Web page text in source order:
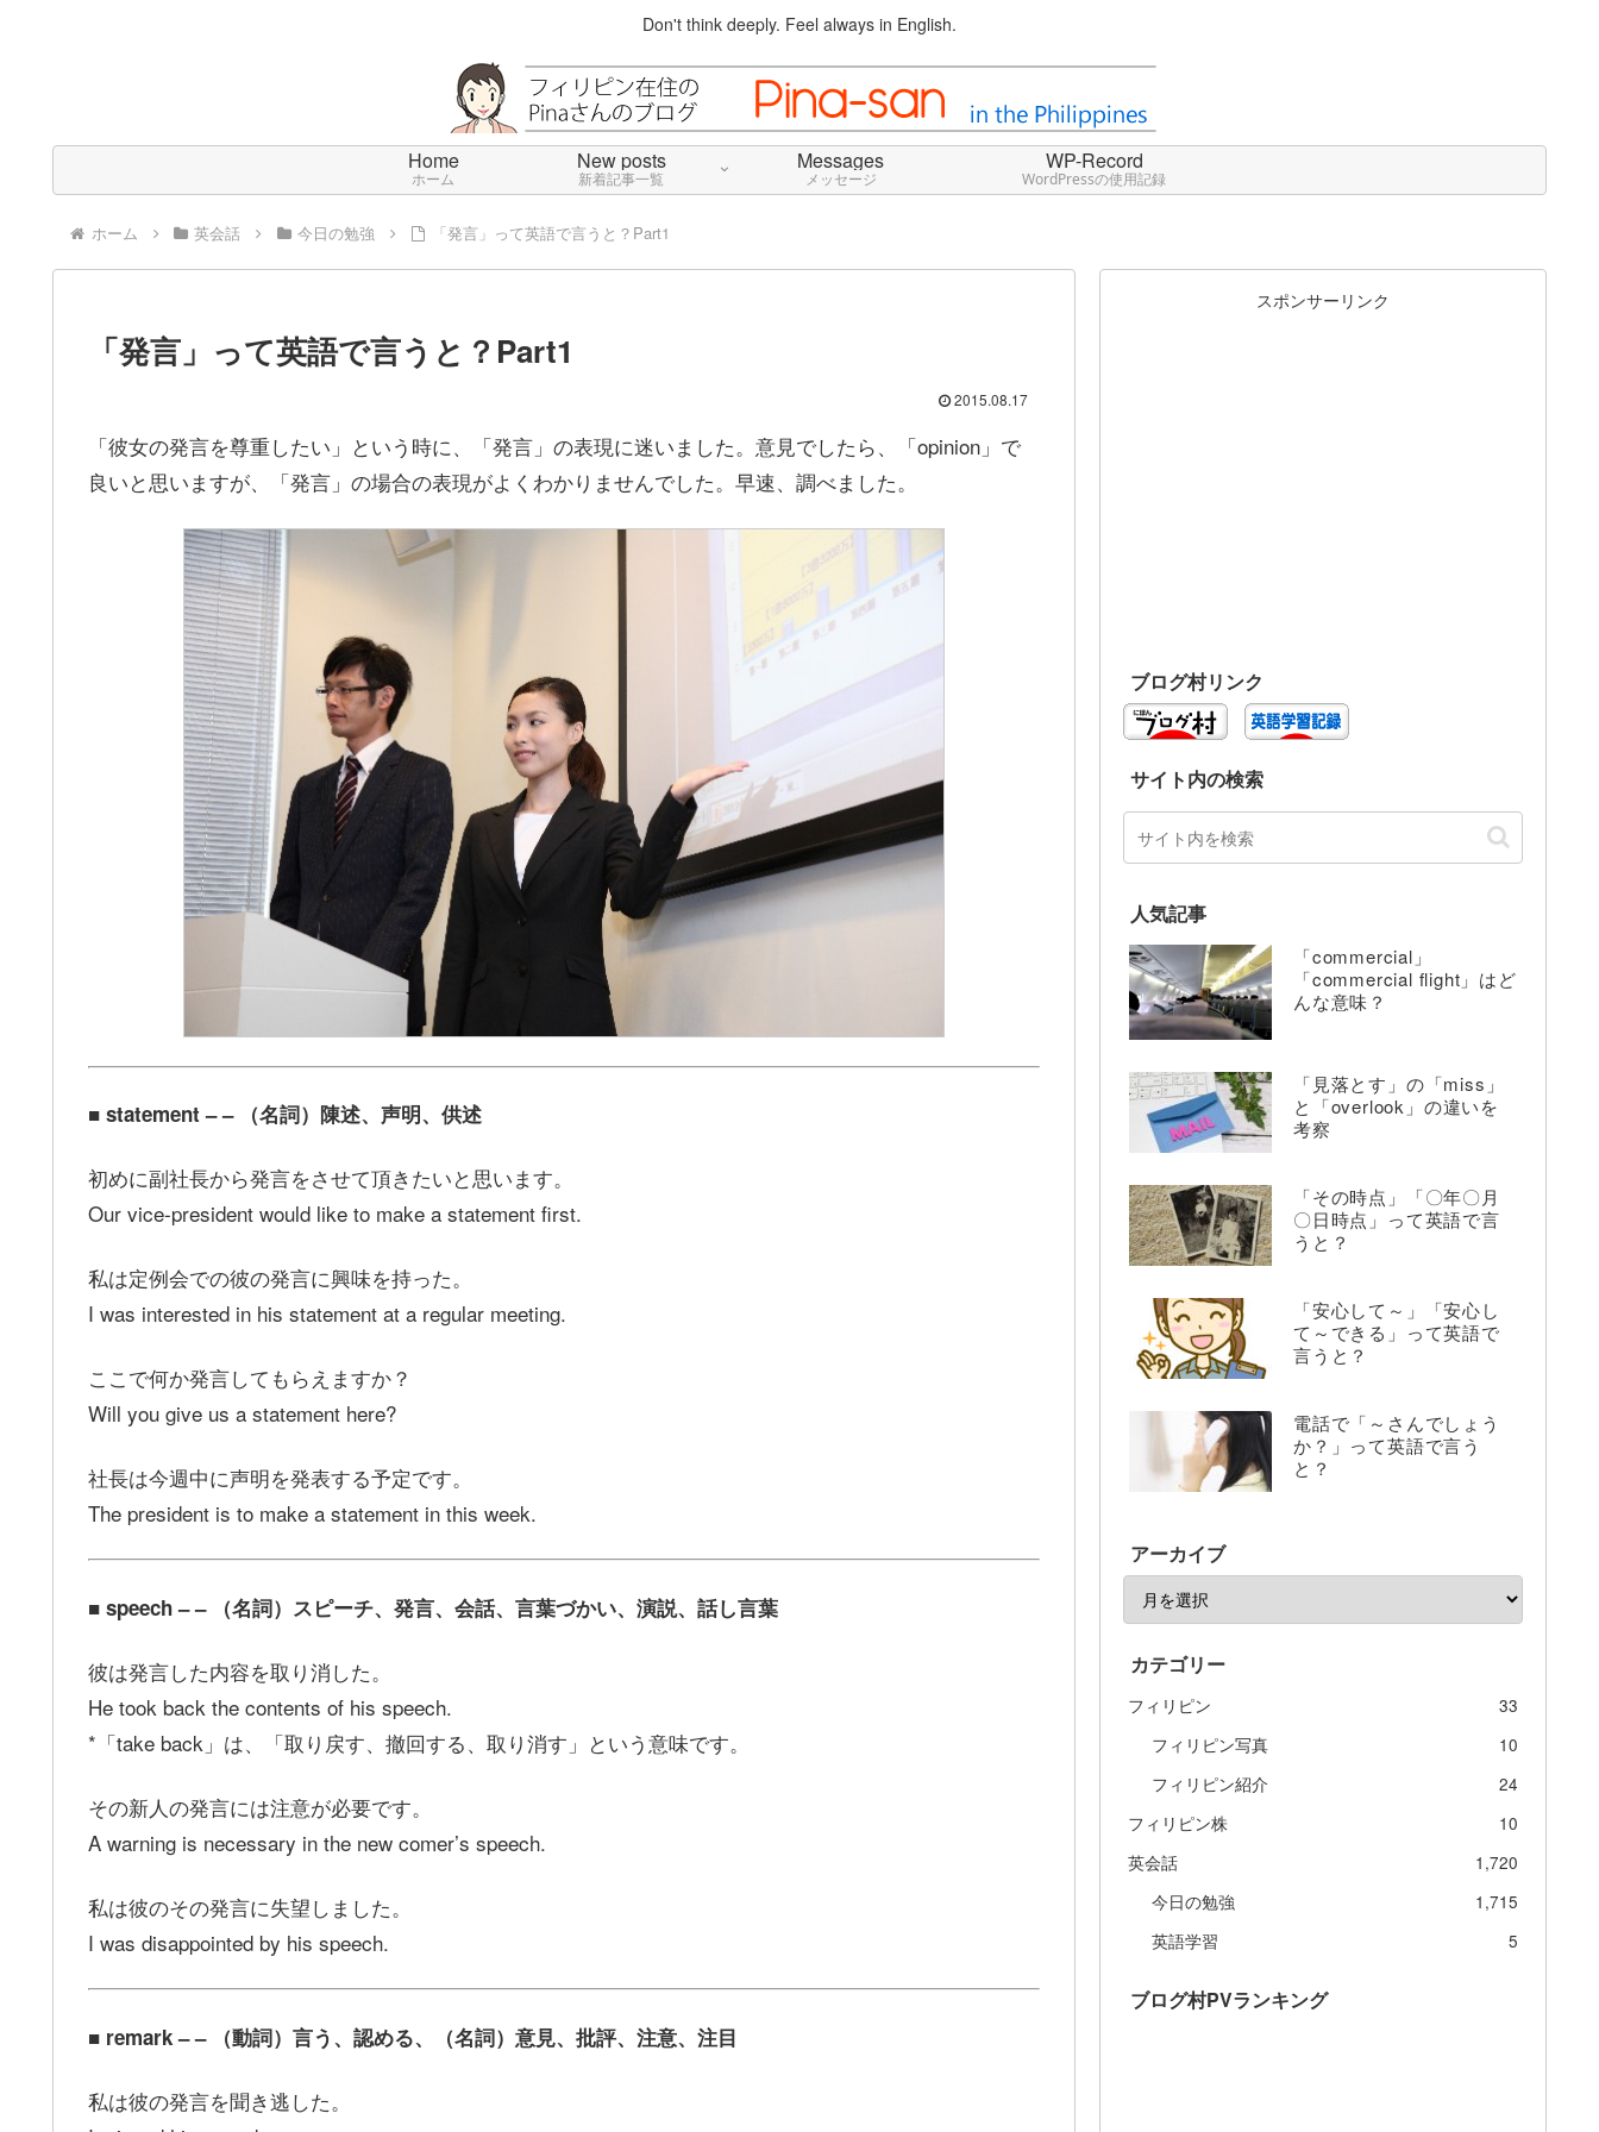
Don't think deeply. Feel always in English.
Home
ホーム
New posts
新着記事一覧
Messages
メッセージ
WP-Record
WordPressの使用記録
ホーム 英会話 今日の勉強 「発言」って英語で言うと？Part1
「発言」って英語で言うと？Part1
2015.08.17
「彼女の発言を尊重したい」という時に、「発言」の表現に迷いました。意見でしたら、「opinion」で
良いと思いますが、「発言」の場合の表現がよくわかりませんでした。早速、調べました。
■ statement – – （名詞）陳述、声明、供述
初めに副社長から発言をさせて頂きたいと思います。
Our vice-president would like to make a statement first.
私は定例会での彼の発言に興味を持った。
I was interested in his statement at a regular meeting.
ここで何か発言してもらえますか？
Will you give us a statement here?
社長は今週中に声明を発表する予定です。
The president is to make a statement in this week.
■ speech – – （名詞）スピーチ、発言、会話、言葉づかい、演説、話し言葉
彼は発言した内容を取り消した。
He took back the contents of his speech.
*「take back」は、「取り戻す、撤回する、取り消す」という意味です。
その新人の発言には注意が必要です。
A warning is necessary in the new comer’s speech.
私は彼のその発言に失望しました。
I was disappointed by his speech.
■ remark – – （動詞）言う、認める、（名詞）意見、批評、注意、注目
私は彼の発言を聞き逃した。
スポンサーリンク
ブログ村リンク
サイト内の検索
人気記事
「commercial」
「commercial flight」はど
んな意味？
「見落とす」の「miss」
と「overlook」の違いを
考察
「その時点」「〇年〇月
〇日時点」って英語で言
うと？
「安心して～」「安心し
て～できる」って英語で
言うと？
電話で「～さんでしょう
か？」って英語で言う
と？
アーカイブ
カテゴリー
フィリピン
33
フィリピン写真
10
フィリピン紹介
24
フィリピン株
10
英会話
1,720
今日の勉強
1,715
英語学習
5
ブログ村PVランキング